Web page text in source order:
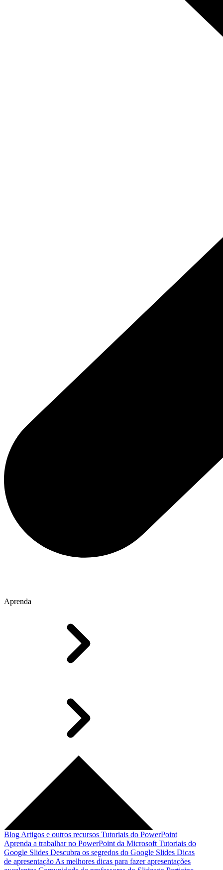
Aprenda
Blog Artigos e outros recursos Tutoriais do PowerPoint
Aprenda a trabalhar no PowerPoint da Microsoft Tutoriais do
Google Slides Descubra os segredos do Google Slides Dicas
de apresentação As melhores dicas para fazer apresentações